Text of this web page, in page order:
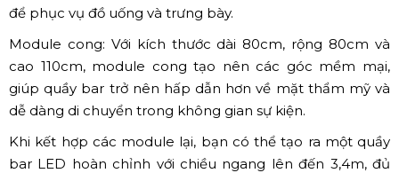
để phục vụ đồ uống và trưng bày.
Module cong: Với kích thước dài 80cm, rộng 80cm và
cao 110cm, module cong tạo nên các góc mềm mại,
giúp quầy bar trở nên hấp dẫn hơn về mặt thẩm mỹ và
dễ dàng di chuyển trong không gian sự kiện.
Khi kết hợp các module lại, bạn có thể tạo ra một quầy
bar LED hoàn chỉnh với chiều ngang lên đến 3,4m, đủ